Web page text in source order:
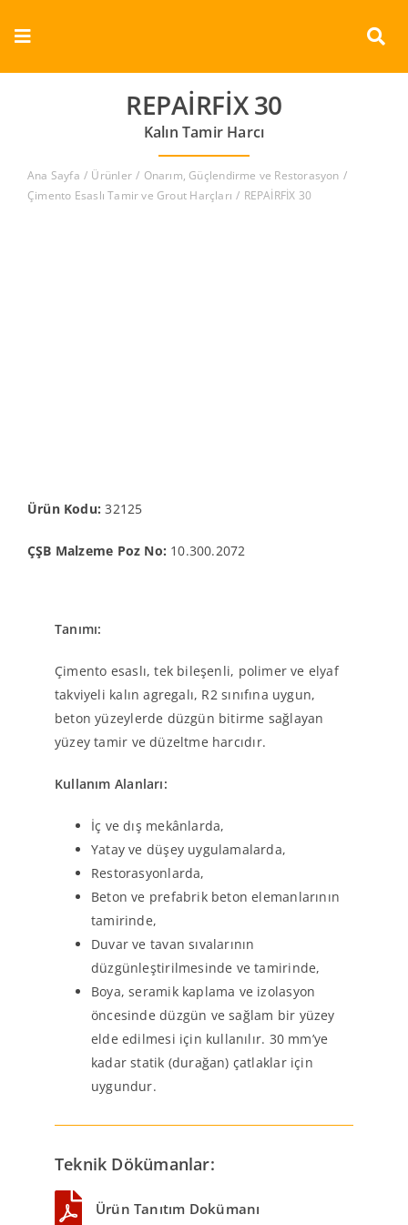
Toggle
Navigation
Dokümanlar
REPAİRFİX 30
Kalın Tamir Harcı
Ana Sayfa Ürünler
Onarım, Güçlendirme ve Restorasyon
Çimento Esaslı Tamir ve Grout Harçları
REPAİRFİX 30
Ürün Kodu:32125
ÇŞB Malzeme Poz No: 10.300.2072
Tanımı:
Çimento esaslı, tek bileşenli, polimer ve elyaf
takviyeli kalın agregalı, R2 sınıfına uygun,
beton yüzeylerde düzgün bitirme sağlayan
yüzey tamir ve düzeltme harcıdır.
Kullanım Alanları:
İç ve dış mekânlarda,
Yatay ve düşey uygulamalarda,
Restorasyonlarda,
Beton ve prefabrik beton elemanlarının
tamirinde,
Duvar ve tavan sıvalarının
düzgünleştirilmesinde ve tamirinde,
Boya, seramik kaplama ve izolasyon
öncesinde düzgün ve sağlam bir yüzey
elde edilmesi için kullanılır. 30 mm’ye
kadar statik (durağan) çatlaklar için
uygundur.
Teknik Dökümanlar:
Ürün Tanıtım Dokümanı